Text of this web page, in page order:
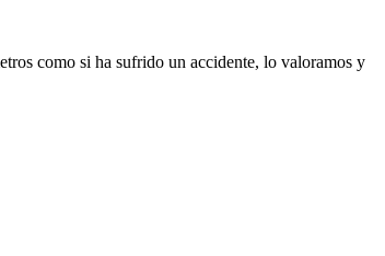
como si ha sufrido un accidente, lo valoramos y